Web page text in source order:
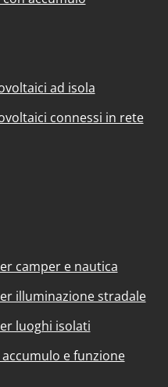
ad isola
connessi in rete
camper e nautica
illuminazione stradale
luoghi isolati
e funzione